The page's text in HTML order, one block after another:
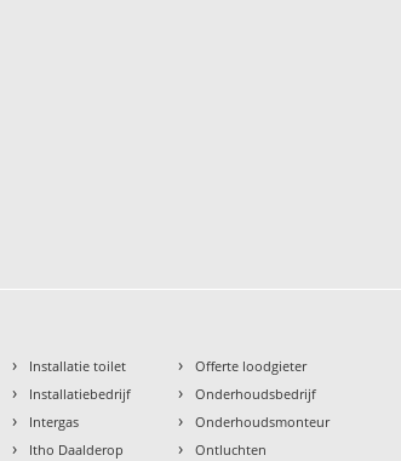
› Installatie toilet
› Installatiebedrijf
› Intergas
› Itho Daalderop
› Offerte loodgieter
› Onderhoudsbedrijf
› Onderhoudsmonteur
› Ontluchten